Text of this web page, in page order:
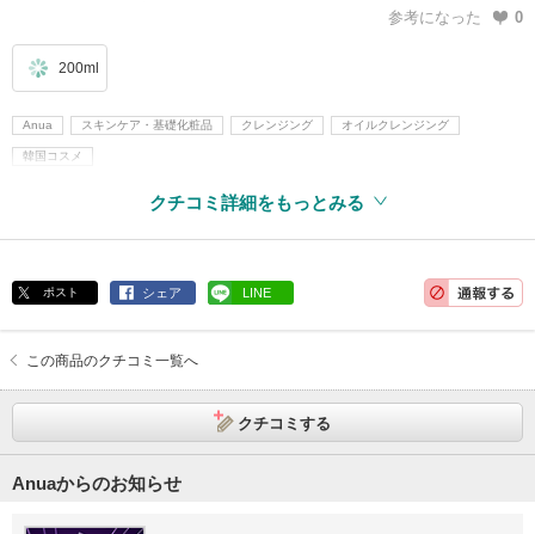
参考になった 0
200ml
Anua スキンケア・基礎化粧品 クレンジング オイルクレンジング
韓国コスメ
クチコミ詳細をもっとみる
ポスト シェア LINE
この商品のクチコミ一覧へ
クチコミする
Anuaからのお知らせ